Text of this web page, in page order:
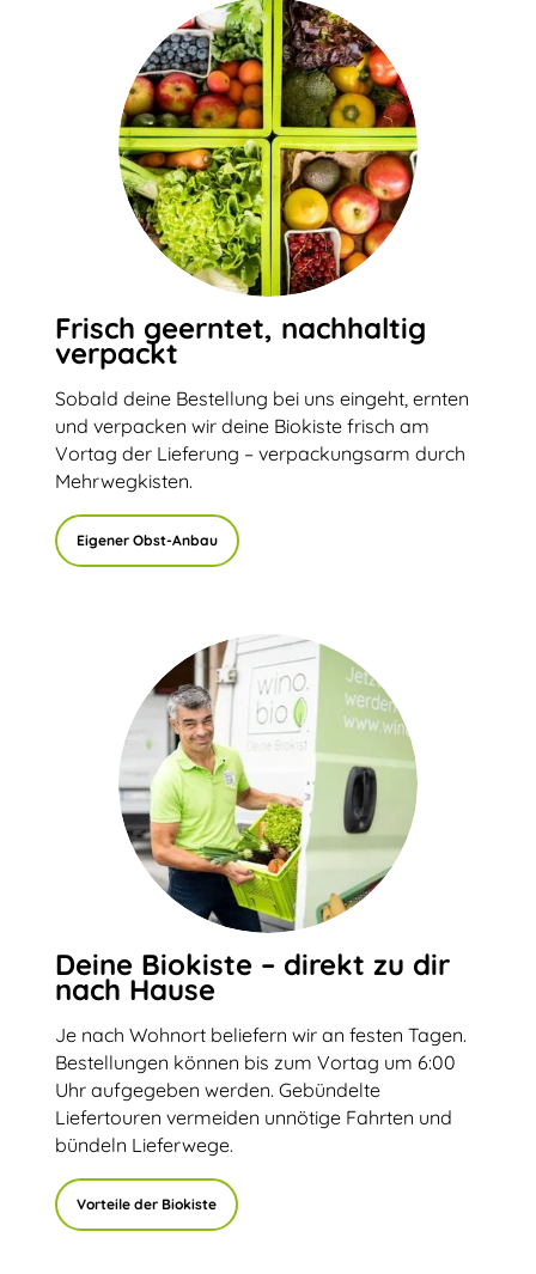
Frisch geerntet, nachhaltig
verpackt
Sobald deine Bestellung bei uns eingeht, ernten
und verpacken wir deine Biokiste frisch am
Vortag der Lieferung – verpackungsarm durch
Mehrwegkisten.
Eigener Obst-Anbau
Deine Biokiste – direkt zu dir
nach Hause
Je nach Wohnort beliefern wir an festen Tagen.
Bestellungen können bis zum Vortag um 6:00
Uhr aufgegeben werden. Gebündelte
Liefertouren vermeiden unnötige Fahrten und
bündeln Lieferwege.
Vorteile der Biokiste